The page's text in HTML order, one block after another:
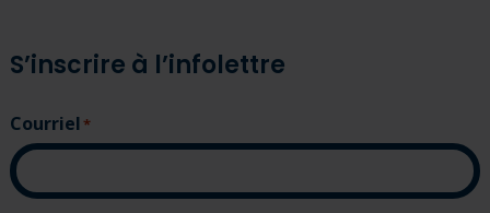
S’inscrire à l’infolettre
Courriel (Nécessaire)